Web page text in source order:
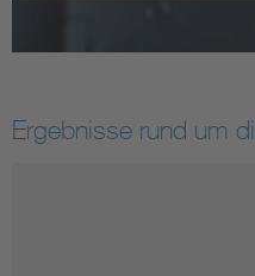
Ergebnisse rund um